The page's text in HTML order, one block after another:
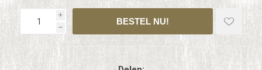
i
h